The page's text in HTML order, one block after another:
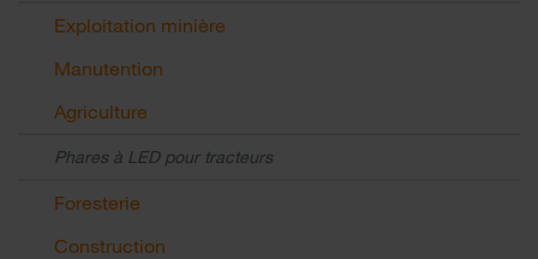
Exploitation minière
Manutention
Agriculture
Phares à LED pour tracteurs
Foresterie
Construction